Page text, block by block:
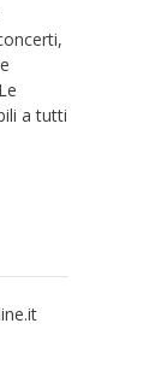
a tutti